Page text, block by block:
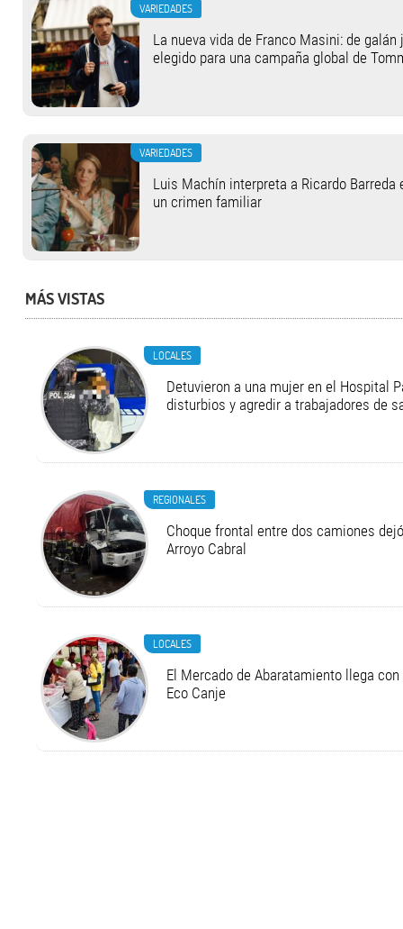
VARIEDADES
La nueva vida de Franco Masini: de
elegido para una campaña global de
VARIEDADES
Luis Machín interpreta a Ricardo Barreda
un crimen familiar
MÁS VISTAS
LOCALES
Detuvieron a una mujer en el Hospital
disturbios y agredir a trabajadores de
REGIONALES
Choque frontal entre dos camiones
Arroyo Cabral
LOCALES
El Mercado de Abaratamiento llega
Eco Canje